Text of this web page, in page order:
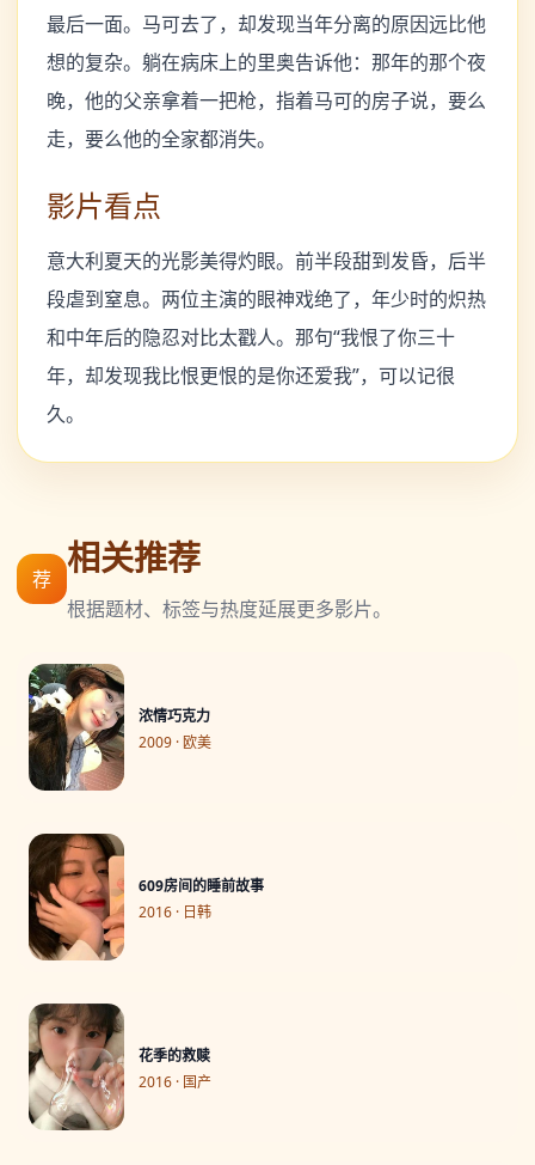
最后一面。马可去了，却发现当年分离的原因远比他
想的复杂。躺在病床上的里奥告诉他：那年的那个夜
晚，他的父亲拿着一把枪，指着马可的房子说，要么
走，要么他的全家都消失。
影片看点
意大利夏天的光影美得灼眼。前半段甜到发昏，后半
段虐到窒息。两位主演的眼神戏绝了，年少时的炽热
和中年后的隐忍对比太戳人。那句“我恨了你三十
年，却发现我比恨更恨的是你还爱我”，可以记很
久。
荐 相关推荐
根据题材、标签与热度延展更多影片。
浓情巧克力
2009 · 欧美
609房间的睡前故事
2016 · 日韩
花季的救赎
2016 · 国产